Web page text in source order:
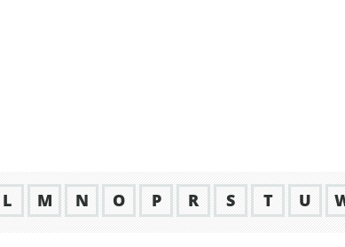
L M N O P R S T U